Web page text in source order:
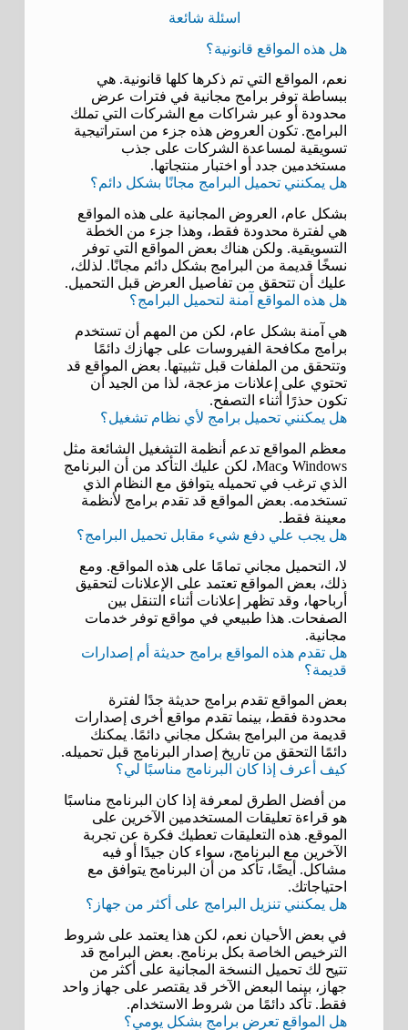
اسئلة شائعة
هل هذه المواقع قانونية؟
نعم، المواقع التي تم ذكرها كلها قانونية. هي
ببساطة توفر برامج مجانية في فترات عرض
محدودة أو عبر شراكات مع الشركات التي تملك
البرامج. تكون العروض هذه جزء من استراتيجية
تسويقية لمساعدة الشركات على جذب
مستخدمين جدد أو اختبار منتجاتها.
هل يمكنني تحميل البرامج مجانًا بشكل دائم؟
بشكل عام، العروض المجانية على هذه المواقع
هي لفترة محدودة فقط، وهذا جزء من الخطة
التسويقية. ولكن هناك بعض المواقع التي توفر
نسخًا قديمة من البرامج بشكل دائم مجانًا. لذلك،
عليك أن تتحقق من تفاصيل العرض قبل التحميل.
هل هذه المواقع آمنة لتحميل البرامج؟
هي آمنة بشكل عام، لكن من المهم أن تستخدم
برامج مكافحة الفيروسات على جهازك دائمًا
وتتحقق من الملفات قبل تثبيتها. بعض المواقع قد
تحتوي على إعلانات مزعجة، لذا من الجيد أن
تكون حذرًا أثناء التصفح.
هل يمكنني تحميل برامج لأي نظام تشغيل؟
معظم المواقع تدعم أنظمة التشغيل الشائعة مثل
Windows وMac، لكن عليك التأكد من أن البرنامج
الذي ترغب في تحميله يتوافق مع النظام الذي
تستخدمه. بعض المواقع قد تقدم برامج لأنظمة
معينة فقط.
هل يجب علي دفع شيء مقابل تحميل البرامج؟
لا، التحميل مجاني تمامًا على هذه المواقع. ومع
ذلك، بعض المواقع تعتمد على الإعلانات لتحقيق
أرباحها، وقد تظهر إعلانات أثناء التنقل بين
الصفحات. هذا طبيعي في مواقع توفر خدمات
مجانية.
هل تقدم هذه المواقع برامج حديثة أم إصدارات
قديمة؟
بعض المواقع تقدم برامج حديثة جدًا لفترة
محدودة فقط، بينما تقدم مواقع أخرى إصدارات
قديمة من البرامج بشكل مجاني دائمًا. يمكنك
دائمًا التحقق من تاريخ إصدار البرنامج قبل تحميله.
كيف أعرف إذا كان البرنامج مناسبًا لي؟
من أفضل الطرق لمعرفة إذا كان البرنامج مناسبًا
هو قراءة تعليقات المستخدمين الآخرين على
الموقع. هذه التعليقات تعطيك فكرة عن تجربة
الآخرين مع البرنامج، سواء كان جيدًا أو فيه
مشاكل. أيضًا، تأكد من أن البرنامج يتوافق مع
احتياجاتك.
هل يمكنني تنزيل البرامج على أكثر من جهاز؟
في بعض الأحيان نعم، لكن هذا يعتمد على شروط
الترخيص الخاصة بكل برنامج. بعض البرامج قد
تتيح لك تحميل النسخة المجانية على أكثر من
جهاز، بينما البعض الآخر قد يقتصر على جهاز واحد
فقط. تأكد دائمًا من شروط الاستخدام.
هل المواقع تعرض برامج بشكل يومي؟